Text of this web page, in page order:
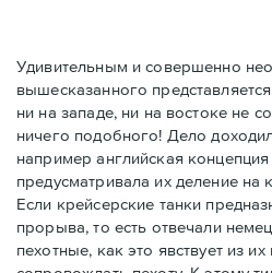
Удивительным и совершенно
вышесказанного
ни на западе, ни на востоке не
ничего подобного! Дело
например английская
предусматривала их деление на
Если крейсерские танки
прорыва, то есть отвечали
пехотные, как это явствует из